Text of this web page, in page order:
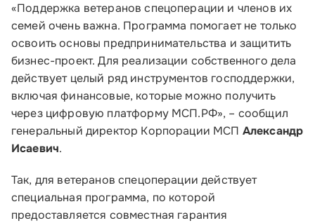
«Поддержка ветеранов спецоперации и членов их
семей очень важна. Программа помогает не только
освоить основы предпринимательства и защитить
бизнес-проект. Для реализации собственного дела
действует целый ряд инструментов господдержки,
включая финансовые, которые можно получить
через цифровую платформу МСП.РФ», – сообщил
генеральный директор Корпорации МСП Александр
Исаевич.
Так, для ветеранов спецоперации действует
специальная программа, по которой
предоставляется совместная гарантия